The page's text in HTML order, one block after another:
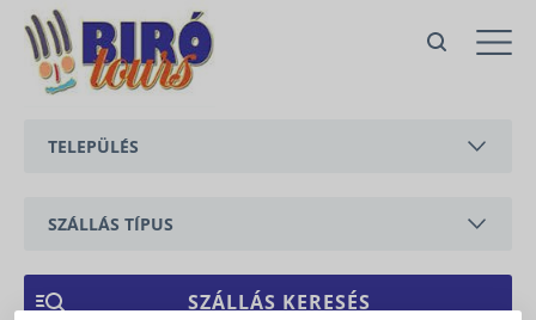
TELEPÜLÉS
CSERSZEGTOMAJ
SZÁLLÁS TÍPUS
APARTMAN
Nr. 60/a Georgina apartman 3
hálószobával
Vonyarcvashegy,
Kossuth Lajos utca
Ajánlatkérés
1
Árajánlatkérésre
2 3